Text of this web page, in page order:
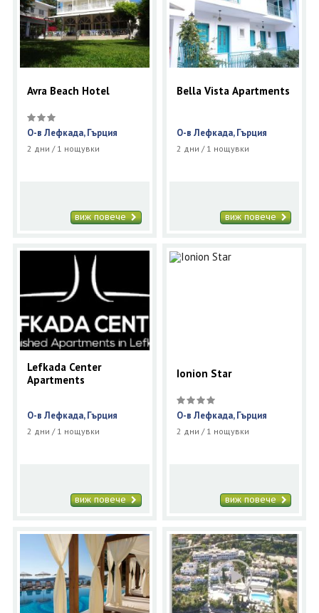
Avra Beach Hotel
О-в Лефкада, Гърция
2 дни / 1 нощувки
виж повече
Bella Vista Apartments
О-в Лефкада, Гърция
2 дни / 1 нощувки
виж повече
Lefkada Center
Apartments
О-в Лефкада, Гърция
2 дни / 1 нощувки
виж повече
Ionion Star
О-в Лефкада, Гърция
2 дни / 1 нощувки
виж повече